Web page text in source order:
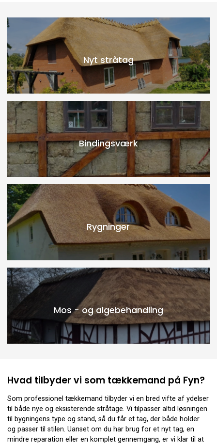
Nyt stråtag
Bindingsværk
Rygninger
Mos - og algebehandling
Hvad tilbyder vi som tækkemand på Fyn?
Som professionel tækkemand tilbyder vi en bred vifte af ydelser
til både nye og eksisterende stråtage. Vi tilpasser altid løsningen
til bygningens type og stand, så du får et tag, der både holder
og passer til stilen. Uanset om du har brug for et nyt tag, en
mindre reparation eller en komplet gennemgang, er vi klar til at